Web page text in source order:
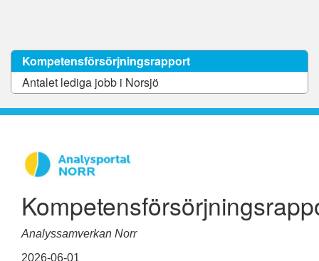
Kompetensförsörjningsrapport
Antalet lediga jobb i Norsjö
Analyssamverkan Norr
2026-06-01